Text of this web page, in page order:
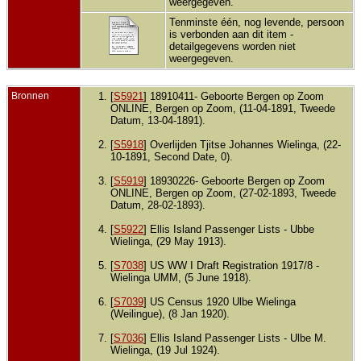
dec
Tenminste één, nog levende, persoon
is verbonden aan dit item -
detailgegevens worden niet
weergegeven.
Bronnen [S5921] 18910411- Geboorte Bergen op Zoom
ONLINE, Bergen op Zoom, (11-04-1891, Tweede
Datum, 13-04-1891).
[S5918] Overlijden Tjitse Johannes Wielinga, (22-
10-1891, Second Date, 0).
[S5919] 18930226- Geboorte Bergen op Zoom
ONLINE, Bergen op Zoom, (27-02-1893, Tweede
Datum, 28-02-1893).
[S5922] Ellis Island Passenger Lists - Ubbe
Wielinga, (29 May 1913).
[S7038] US WW I Draft Registration 1917/8 -
Wielinga UMM, (5 June 1918).
[S7039] US Census 1920 Ulbe Wielinga
(Weilingue), (8 Jan 1920).
[S7036] Ellis Island Passenger Lists - Ulbe M.
Wielinga, (19 Jul 1924).